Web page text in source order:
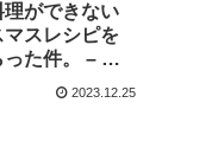
理ができない
スレシピを
た件。 – ら
んねる
2023.12.25